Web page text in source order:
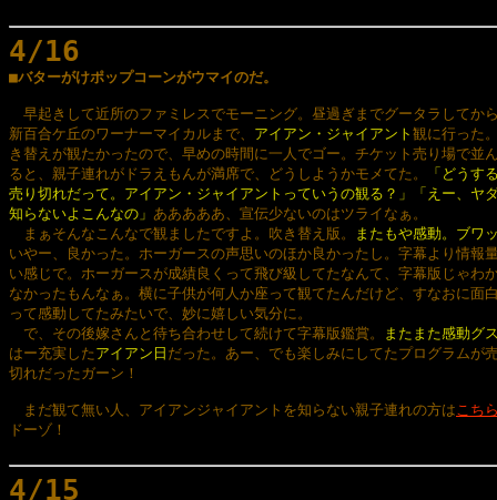
4/16
■バターがけポップコーンがウマイのだ。
早起きして近所のファミレスでモーニング。昼過ぎまでグータラしてか
新百合ケ丘のワーナーマイカルまで、 アイアン・ジャイアント 観に行った
き替えが観たかったので、早めの時間に一人でゴー。チケット売り場で並
ると、親子連れがドラえもんが満席で、どうしようかモメてた。
「どうす
売り切れだって。アイアン・ジャイアントっていうの観る？」「えー、ヤ
知らないよこんなの」 あああああ、宣伝少ないのはツライなぁ。
まぁそんなこんなで観ましたですよ。吹き替え版。
またもや感動。ブワ
いやー、良かった。ホーガースの声思いのほか良かったし。字幕より情報
い感じで。ホーガースが成績良くって飛び級してたなんて、字幕版じゃわ
なかったもんなぁ。横に子供が何人か座って観てたんだけど、すなおに面
って感動してたみたいで、妙に嬉しい気分に。
で、その後嫁さんと待ち合わせして続けて字幕版鑑賞。
またまた感動グ
はー充実したアイアン日 だった。あー、でも楽しみにしてたプログラムが
切れだったガーン！
まだ観て無い人、アイアンジャイアントを知らない親子連れの方はこち
ドーゾ！
4/15